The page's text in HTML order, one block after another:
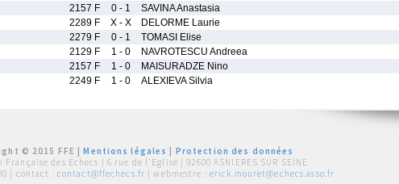
2157 F 0 - 1 SAVINA Anastasia
2289 F X - X DELORME Laurie
2279 F 0 - 1 TOMASI Elise
2129 F 1 - 0 NAVROTESCU Andreea
2157 F 1 - 0 MAISURADZE Nino
2249 F 1 - 0 ALEXIEVA Silvia
© 2015 FFE |Mentions légales
Protection des données
Française des Echecs | 6 rue de l'Eglise | 92600 ASNIERES SUR SEINE
| contact : contact@ffechecs.fr | webmestre : erick.mouret@echecs.asso.fr